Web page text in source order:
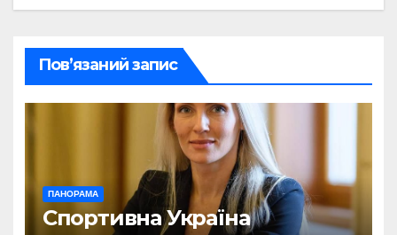
Пов’язаний запис
ПАНОРАМА
Спортивна Україна